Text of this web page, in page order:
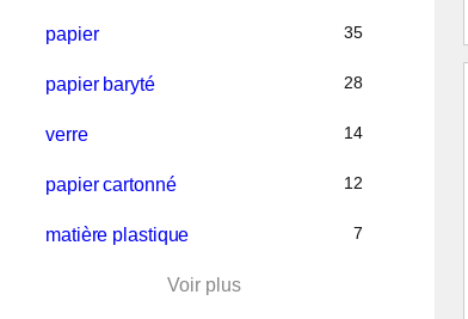
papier 35
papier baryté 28
verre 14
papier cartonné 12
matière plastique 7
Voir plus